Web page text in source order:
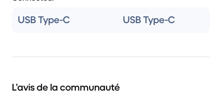
USB Type-C USB Type-C
L’avis de la communauté